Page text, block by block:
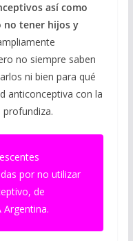
así como
no tener hijos y
no siempre saben
ni bien para qué
anticonceptiva con la
profundiza.
por no utilizar
de
Argentina.